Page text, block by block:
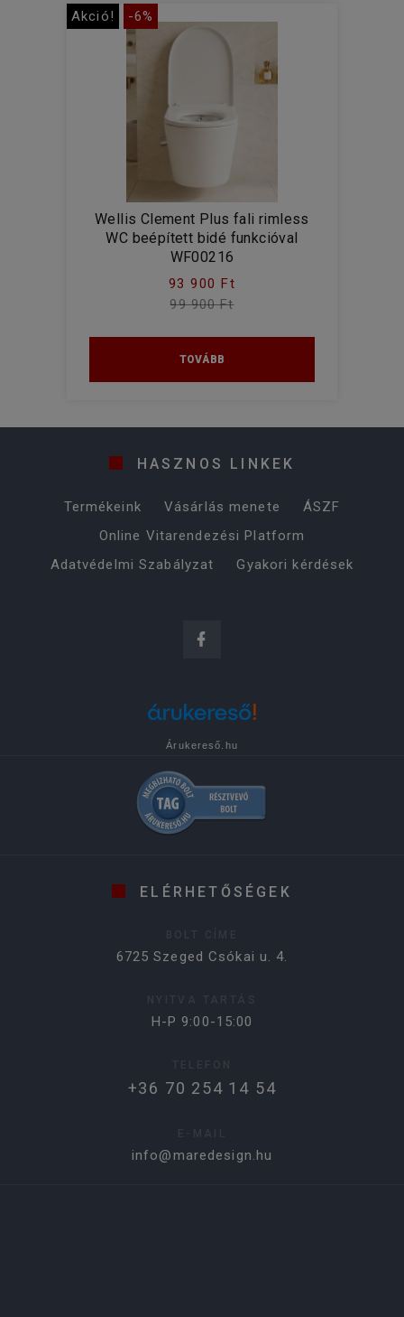
Akció! -6%
Wellis Clement Plus fali rimless
WC beépített bidé funkcióval
WF00216
93 900 Ft
99 900 Ft
TOVÁBB
HASZNOS LINKEK
Termékeink Vásárlás menete
ÁSZF
Online Vitarendezési Platform
Adatvédelmi Szabályzat
Gyakori kérdések
Árukereső.hu
ELÉRHETŐSÉGEK
6725 Szeged Csókai u. 4.
H-P 9:00-15:00
+36 70 254 14 54
info@maredesign.hu